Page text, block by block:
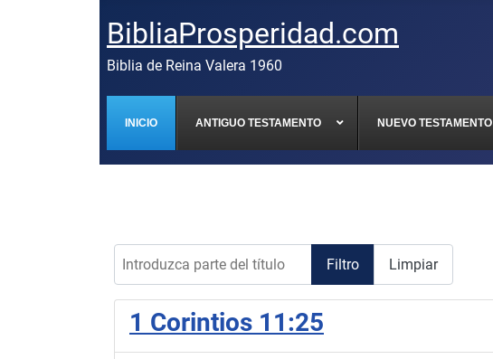
BibliaProsperidad.com
Biblia de Reina Valera 1960
INICIO ANTIGUO TESTAMENTO NUEVO TESTAMENTO
Filtro Limpiar
1 Corintios 11:25